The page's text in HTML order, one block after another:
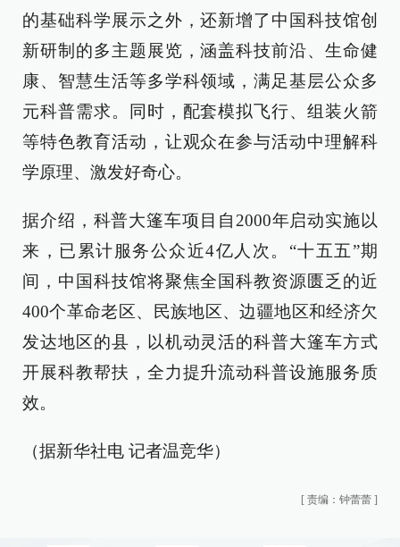
的基础科学展示之外，还新增了中国科技馆创
新研制的多主题展览，涵盖科技前沿、生命健
康、智慧生活等多学科领域，满足基层公众多
元科普需求。同时，配套模拟飞行、组装火箭
等特色教育活动，让观众在参与活动中理解科
学原理、激发好奇心。
据介绍，科普大篷车项目自2000年启动实施以
来，已累计服务公众近4亿人次。“十五五”期
间，中国科技馆将聚焦全国科教资源匮乏的近
400个革命老区、民族地区、边疆地区和经济欠
发达地区的县，以机动灵活的科普大篷车方式
开展科教帮扶，全力提升流动科普设施服务质
效。
（据新华社电 记者温竞华）
[ 责编：钟蕾蕾 ]